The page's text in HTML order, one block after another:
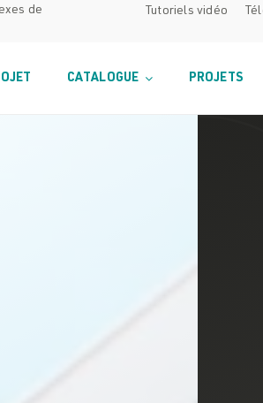
de Tutoriels vidéo
CATALOGUE PROJETS